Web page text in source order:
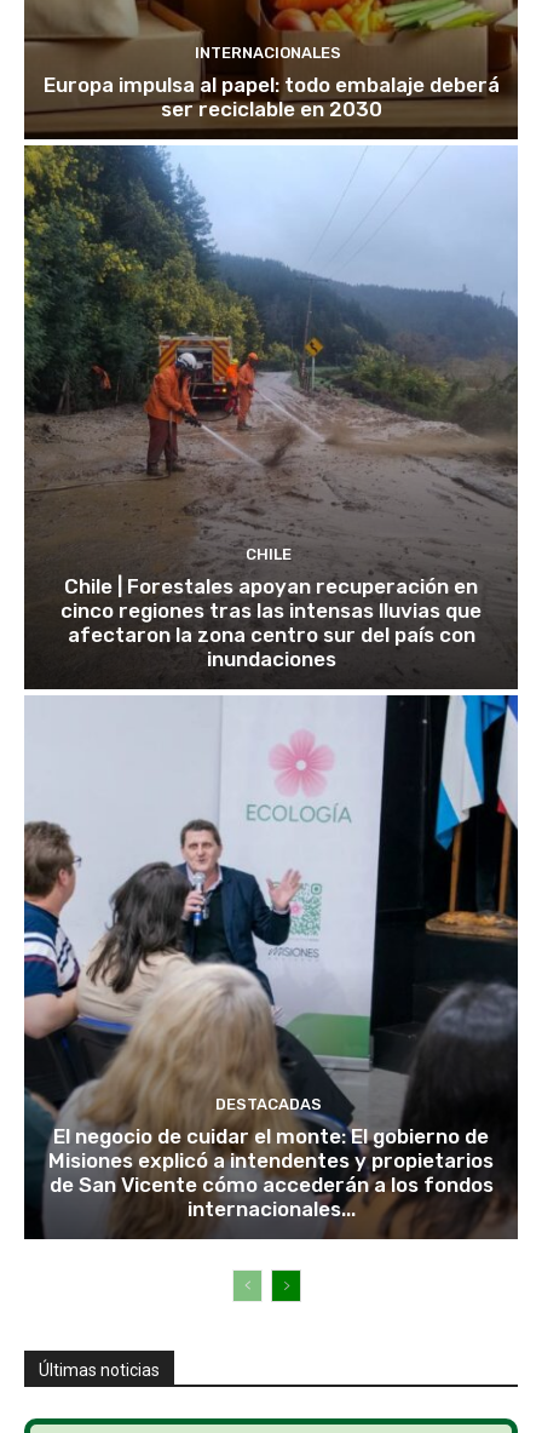
INTERNACIONALES
Europa impulsa al papel: todo embalaje deberá
ser reciclable en 2030
CHILE
Chile | Forestales apoyan recuperación en
cinco regiones tras las intensas lluvias que
afectaron la zona centro sur del país con
inundaciones
DESTACADAS
El negocio de cuidar el monte: El gobierno de
Misiones explicó a intendentes y propietarios
de San Vicente cómo accederán a los fondos
internacionales...
Últimas noticias